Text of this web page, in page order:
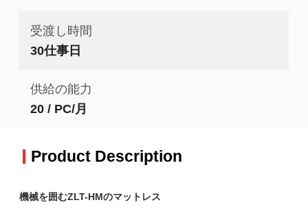
受渡し時間
30仕事日
供給の能力
20 / PC/月
Product Description
機械を囲むZLT-HMのマットレス